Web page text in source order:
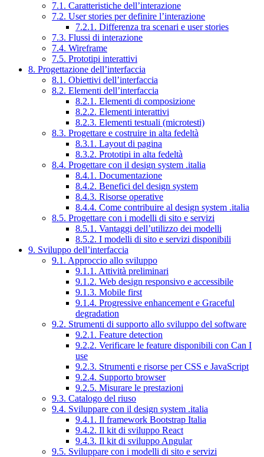
7.1. Caratteristiche dell’interazione
7.2. User stories per definire l’interazione
7.2.1. Differenza tra scenari e user stories
7.3. Flussi di interazione
7.4. Wireframe
7.5. Prototipi interattivi
8. Progettazione dell’interfaccia
8.1. Obiettivi dell’interfaccia
8.2. Elementi dell’interfaccia
8.2.1. Elementi di composizione
8.2.2. Elementi interattivi
8.2.3. Elementi testuali (microtesti)
8.3. Progettare e costruire in alta fedeltà
8.3.1. Layout di pagina
8.3.2. Prototipi in alta fedeltà
8.4. Progettare con il design system .italia
8.4.1. Documentazione
8.4.2. Benefici del design system
8.4.3. Risorse operative
8.4.4. Come contribuire al design system .italia
8.5. Progettare con i modelli di sito e servizi
8.5.1. Vantaggi dell’utilizzo dei modelli
8.5.2. I modelli di sito e servizi disponibili
9. Sviluppo dell’interfaccia
9.1. Approccio allo sviluppo
9.1.1. Attività preliminari
9.1.2. Web design responsivo e accessibile
9.1.3. Mobile first
9.1.4. Progressive enhancement e Graceful
degradation
9.2. Strumenti di supporto allo sviluppo del software
9.2.1. Feature detection
9.2.2. Verificare le feature disponibili con Can I
use
9.2.3. Strumenti e risorse per CSS e JavaScript
9.2.4. Supporto browser
9.2.5. Misurare le prestazioni
9.3. Catalogo del riuso
9.4. Sviluppare con il design system .italia
9.4.1. Il framework Bootstrap Italia
9.4.2. Il kit di sviluppo React
9.4.3. Il kit di sviluppo Angular
9.5. Sviluppare con i modelli di sito e servizi